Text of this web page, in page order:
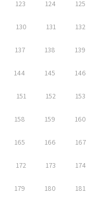
123 124 125
130 131 132
137 138 139
144 145 146
151 152 153
158 159 160
165 166 167
172 173 174
179 180 181